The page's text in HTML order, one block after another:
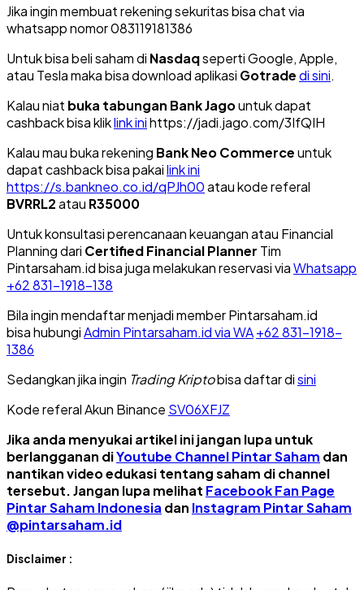
Jika ingin membuat rekening sekuritas bisa chat via
whatsapp nomor 083119181386
Untuk bisa beli saham di Nasdaqseperti Google, Apple,
atau Tesla maka bisa download aplikasi Gotradedi sini.
Kalau niat buka tabungan Bank Jagountuk dapat
cashback bisa kliklink inihttps://jadi.jago.com/3IfQIH
Kalau mau buka rekening Bank Neo Commerceuntuk
dapat cashback bisa pakailink ini
https://s.bankneo.co.id/qPJh00atau kode referal
BVRRL2atau R35000
Untuk konsultasi perencanaan keuangan atau Financial
Planning dari Certified Financial Planner Tim
Pintarsaham.id bisa juga melakukan reservasi viaWhatsapp
+62 831-1918-138
Bila ingin mendaftar menjadi member Pintarsaham.id
bisa hubungiAdmin Pintarsaham.id via WA+62 831-1918-
1386
Sedangkan jika ingin Trading Kriptobisa daftar disini
Kode referal Akun Binance SV06XFJZ
Jika anda menyukai artikel ini jangan lupa untuk
berlangganan diYoutube Channel Pintar Saham dan
nantikan video edukasi tentang saham di channel
tersebut. Jangan lupa melihat Facebook Fan Page
Pintar Saham Indonesia dan Instagram Pintar Saham
@pintarsaham.id
Disclaimer :